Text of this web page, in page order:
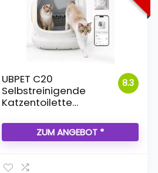
8.3
UBPET C20
Selbstreinigende
Katzentoilette
ÖffnungZUM ANGEBOT *